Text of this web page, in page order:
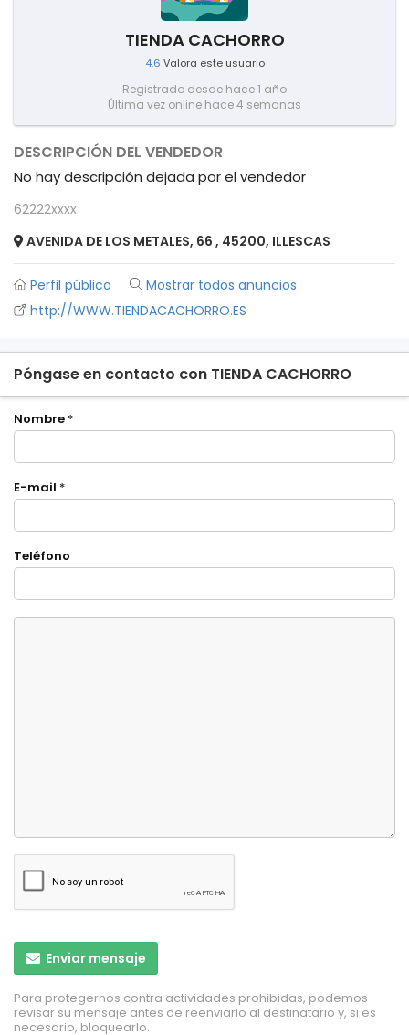
TIENDA CACHORRO
4.6 Valora este usuario
Registrado desde hace 1 año
Última vez online hace 4 semanas
DESCRIPCIÓN DEL VENDEDOR
No hay descripción dejada por el vendedor
62222xxxx
AVENIDA DE LOS METALES, 66 , 45200, ILLESCAS
Perfil público
Mostrar todos anuncios
http://WWW.TIENDACACHORRO.ES
Póngase en contacto con TIENDA CACHORRO
Nombre *
E-mail *
Teléfono
Enviar mensaje
Para protegernos contra actividades prohibidas, podemos
revisar su mensaje antes de reenviarlo al destinatario y, si es
necesario, bloquearlo.